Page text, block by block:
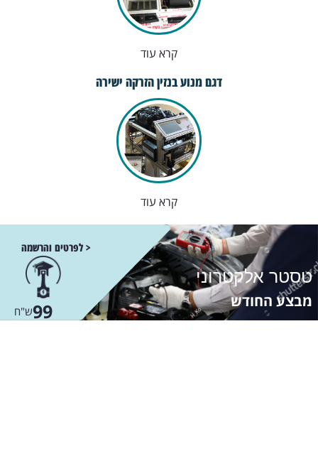
קרא עוד
דגם מנוע בנזין הזרקה ישירה
קרא עוד
< לפרטים והרשמה
ש"ח99
טסטר אלקטרוני
מבצע החודש